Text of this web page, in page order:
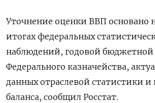
Уточнение оценки ВВП основано
итогах федеральных
наблюдений, годовой бюджетной
Федерального казначейства,
данных отраслевой статистики и
баланса, сообщил Росстат.